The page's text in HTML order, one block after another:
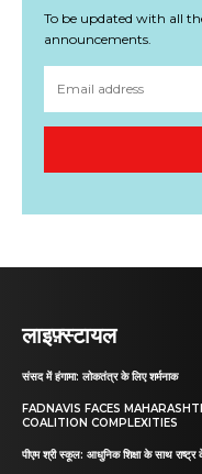
To be updated with all
announcements.
लाइफ़्स्टायल
संसद में हंगामा: लोकतंत्र के लिए शर्मनाक
FADNAVIS FACES
COALITION COMPLEXITIES
पीएम श्री स्कूल: आधुनिक शिक्षा के साथ राष्ट्र